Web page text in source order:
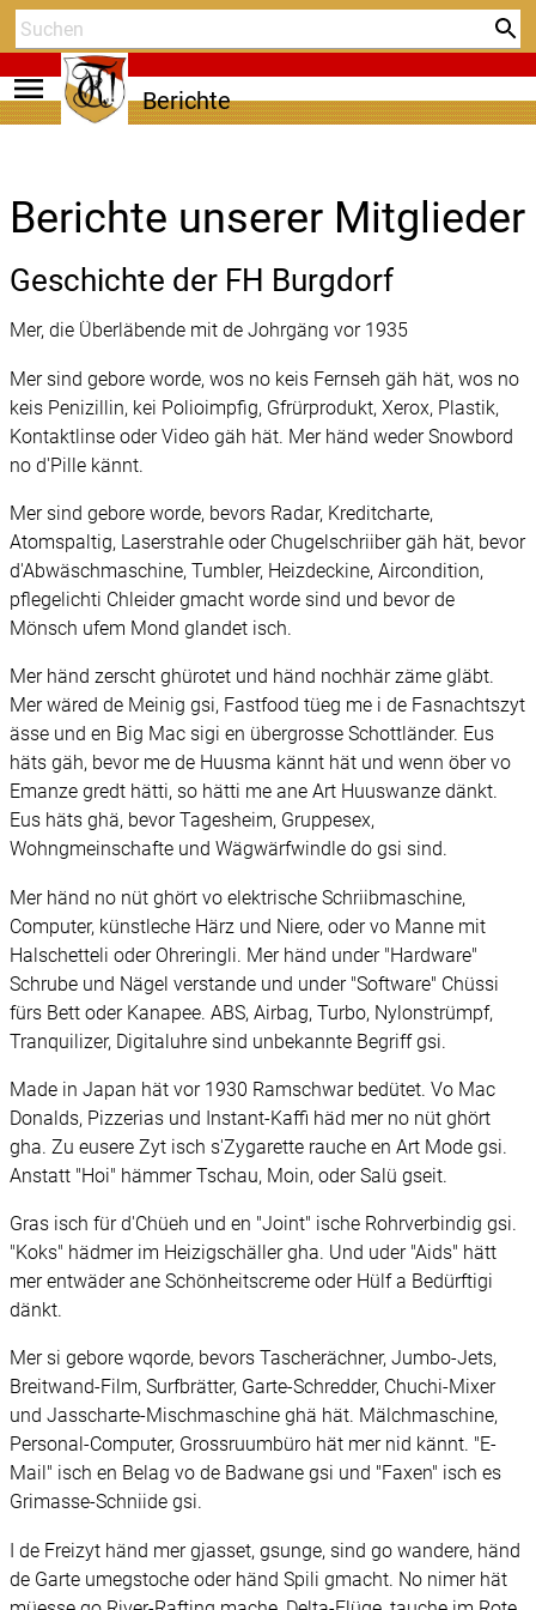
menu Berichte
Berichte unserer Mitglieder
Geschichte der FH Burgdorf
Mer, die Überläbende mit de Johrgäng vor 1935
Mer sind gebore worde, wos no keis Fernseh gäh hät, wos no
keis Penizillin, kei Polioimpfig, Gfrürprodukt, Xerox, Plastik,
Kontaktlinse oder Video gäh hät. Mer händ weder Snowbord
no d'Pille kännt.
Mer sind gebore worde, bevors Radar, Kreditcharte,
Atomspaltig, Laserstrahle oder Chugelschriiber gäh hät, bevor
d'Abwäschmaschine, Tumbler, Heizdeckine, Aircondition,
pflegelichti Chleider gmacht worde sind und bevor de
Mönsch ufem Mond glandet isch.
Mer händ zerscht ghürotet und händ nochhär zäme gläbt.
Mer wäred de Meinig gsi, Fastfood tüeg me i de Fasnachtszyt
ässe und en Big Mac sigi en übergrosse Schottländer. Eus
häts gäh, bevor me de Huusma kännt hät und wenn öber vo
Emanze gredt hätti, so hätti me ane Art Huuswanze dänkt.
Eus häts ghä, bevor Tagesheim, Gruppesex,
Wohngmeinschafte und Wägwärfwindle do gsi sind.
Mer händ no nüt ghört vo elektrische Schriibmaschine,
Computer, künstleche Härz und Niere, oder vo Manne mit
Halschetteli oder Ohreringli. Mer händ under "Hardware"
Schrube und Nägel verstande und under "Software" Chüssi
fürs Bett oder Kanapee. ABS, Airbag, Turbo, Nylonstrümpf,
Tranquilizer, Digitaluhre sind unbekannte Begriff gsi.
Made in Japan hät vor 1930 Ramschwar bedütet. Vo Mac
Donalds, Pizzerias und Instant-Kaffi häd mer no nüt ghört
gha. Zu eusere Zyt isch s'Zygarette rauche en Art Mode gsi.
Anstatt "Hoi" hämmer Tschau, Moin, oder Salü gseit.
Gras isch für d'Chüeh und en "Joint" ische Rohrverbindig gsi.
"Koks" hädmer im Heizigschäller gha. Und uder "Aids" hätt
mer entwäder ane Schönheitscreme oder Hülf a Bedürftigi
dänkt.
Mer si gebore wqorde, bevors Tascherächner, Jumbo-Jets,
Breitwand-Film, Surfbrätter, Garte-Schredder, Chuchi-Mixer
und Jasscharte-Mischmaschine ghä hät. Mälchmaschine,
Personal-Computer, Grossruumbüro hät mer nid kännt. "E-
Mail" isch en Belag vo de Badwane gsi und "Faxen" isch es
Grimasse-Schniide gsi.
I de Freizyt händ mer gjasset, gsunge, sind go wandere, händ
de Garte umegstoche oder händ Spili gmacht. No nimer hät